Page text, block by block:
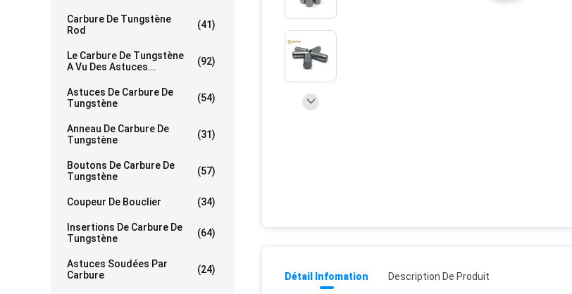
Carbure De Tungstène
Rod
(41)
Le Carbure De Tungstène
A Vu Des Astuces...
(92)
Astuces De Carbure De
Tungstène
(54)
Anneau De Carbure De
Tungstène
(31)
Boutons De Carbure De
Tungstène
(57)
Coupeur De Bouclier (34)
Insertions De Carbure De
Tungstène
(64)
Astuces Soudées Par
Carbure
(24)
Détail Infomation Description De Produit